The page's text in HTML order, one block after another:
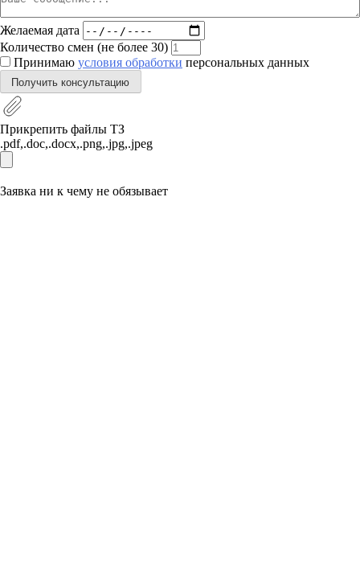
Желаемая дата
Количество смен (не более 30)
Принимаю условия обработки персональных данных
Получить консультацию
Прикрепить файлы ТЗ
.pdf,.doc,.docx,.png,.jpg,.jpeg
Заявка ни к чему не обязывает